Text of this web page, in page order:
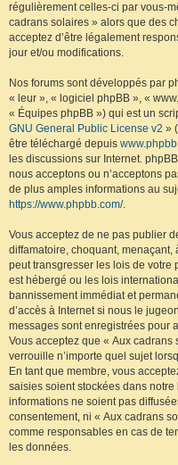
régulièrement celles-ci par vous-
cadrans solaires » alors que des
acceptez d’être légalement
jour et/ou modifications.
Nos forums sont développés par
« leur », « logiciel phpBB », «
« Équipes phpBB ») qui est un
GNU General Public License v2 »
être téléchargé depuis
les discussions sur Internet.
nous acceptons ou n’acceptons
de plus amples informations au
https://www.phpbb.com/.
Vous acceptez de ne pas publier
diffamatoire, choquant,
peut transgresser les lois de votre
est hébergé ou les lois
bannissement immédiat et
d’accès à Internet si nous le
messages sont enregistrées pour
Vous acceptez que « Aux
verrouille n’importe quel sujet
En tant que membre, vous
saisies soient stockées dans
informations ne soient pas
consentement, ni « Aux cadrans
comme responsables en cas de
les données.